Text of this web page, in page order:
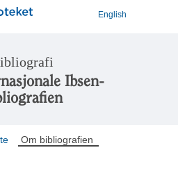
English
Ibsen-
Om bibliografien